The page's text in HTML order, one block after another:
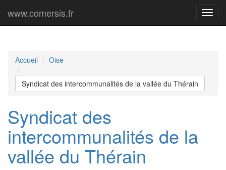
Menu
www.comersis.fr
Accueil Oise
Syndicat des intercommunalités de la vallée du Thérain
Syndicat des
intercommunalités de la
vallée du Thérain